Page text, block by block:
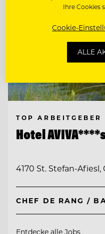
TOP ARBEITGEBER
Hotel
4170 St. Stefan-Afiesl,
CHEF
Entdecke alle Jobs
Ihre Cookies
Cookie-
ALLE